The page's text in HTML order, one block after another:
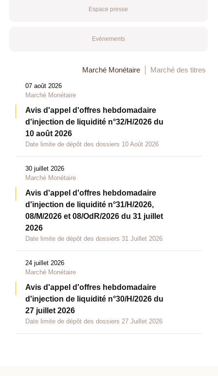
Espace presse
Evénements
Marché Monétaire Marché des titres
07 août 2026
Marché Monétaire
Avis d'appel d'offres hebdomadaire
d'injection de liquidité n°32/H/2026 du
10 août 2026
Date limite de dépôt des dossiers 10 Août 2026
30 juillet 2026
Marché Monétaire
Avis d'appel d'offres hebdomadaire
d'injection de liquidité n°31/H/2026,
08/M/2026 et 08/OdR/2026 du 31 juillet
2026
Date limite de dépôt des dossiers 31 Juillet 2026
24 juillet 2026
Marché Monétaire
Avis d'appel d'offres hebdomadaire
d'injection de liquidité n°30/H/2026 du
27 juillet 2026
Date limite de dépôt des dossiers 27 Juillet 2026